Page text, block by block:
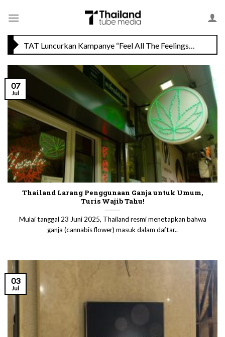
TAT Luncurkan Kampanye “Feel All The Feelings” dengan Lalisa LISA Manobal untuk Promosikan Pariwisata Berkualitas Thailand
Thailand Larang Penggunaan Ganja untuk Umum,
Turis Wajib Tahu!
Mulai tanggal 23 Juni 2025, Thailand resmi menetapkan bahwa
ganja (cannabis flower) masuk dalam daftar..
07
Jul
03
Jul